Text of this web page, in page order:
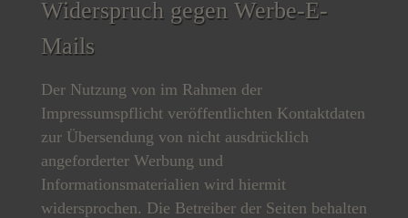
Widerspruch gegen Werbe-E-
Mails
Der Nutzung von im Rahmen der
Impressumspflicht veröffentlichten Kontaktdaten
zur Übersendung von nicht ausdrücklich
angeforderter Werbung und
Informationsmaterialien wird hiermit
widersprochen. Die Betreiber der Seiten behalten